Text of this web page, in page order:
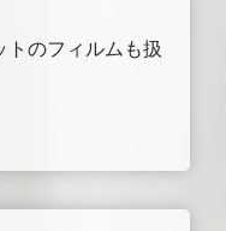
トのフィルムも扱